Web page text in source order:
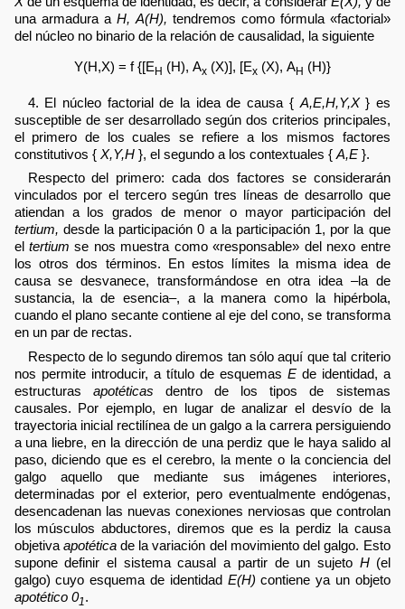
una armadura a H, A(H), tendremos como fórmula «factorial»
del núcleo no binario de la relación de causalidad, la siguiente
Y(H,X) = f {[EH (H), Ax (X)], [Ex (X), AH (H)}
4. El núcleo factorial de la idea de causa { A,E,H,Y,X} es
susceptible de ser desarrollado según dos criterios principales,
el primero de los cuales se refiere a los mismos factores
constitutivos { X,Y,H}, el segundo a los contextuales { A,E}.
Respecto del primero: cada dos factores se considerarán
vinculados por el tercero según tres líneas de desarrollo que
atiendan a los grados de menor o mayor participación del
tertium, desde la participación 0 a la participación 1, por la que
el tertium se nos muestra como «responsable» del nexo entre
los otros dos términos. En estos límites la misma idea de
causa se desvanece, transformándose en otra idea –la de
sustancia, la de esencia–, a la manera como la hipérbola,
cuando el plano secante contiene al eje del cono, se transforma
en un par de rectas.
Respecto de lo segundo diremos tan sólo aquí que tal criterio
nos permite introducir, a título de esquemas Ede identidad, a
estructuras apotéticas dentro de los tipos de sistemas
causales. Por ejemplo, en lugar de analizar el desvío de la
trayectoria inicial rectilínea de un galgo a la carrera persiguiendo
a una liebre, en la dirección de una perdiz que le haya salido al
paso, diciendo que es el cerebro, la mente o la conciencia del
galgo aquello que mediante sus imágenes interiores,
determinadas por el exterior, pero eventualmente endógenas,
desencadenan las nuevas conexiones nerviosas que controlan
los músculos abductores, diremos que es la perdiz la causa
objetiva apotéticade la variación del movimiento del galgo. Esto
supone definir el sistema causal a partir de un sujeto H(el
galgo) cuyo esquema de identidad E(H) contiene ya un objeto
apotético 01 .